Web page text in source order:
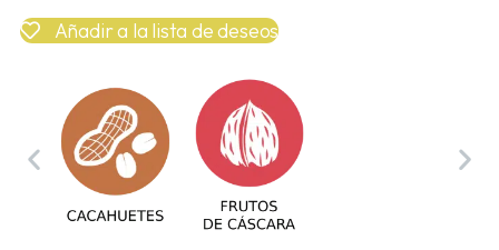
Añadir a la lista de deseos